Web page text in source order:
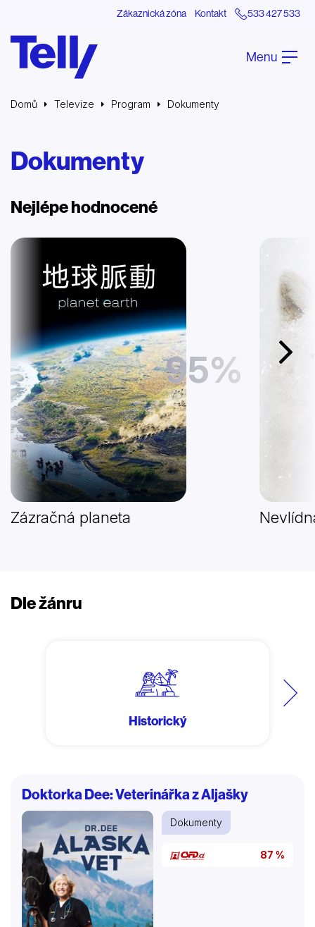
Zákaznická zóna Kontakt 533 427 533
Menu
Domů Televize Program Dokumenty
Dokumenty
Nejlépe hodnocené
Další
95%
Zázračná planeta
Dle žánru
Další
Historický
Doktorka Dee: Veterinářka z Aljašky
Dokumenty
87 %